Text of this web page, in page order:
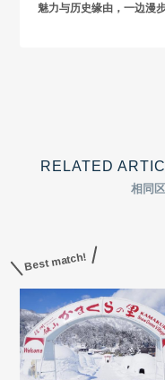
魅力与历史缘由，一边漫
RELATED
相同
Best match!